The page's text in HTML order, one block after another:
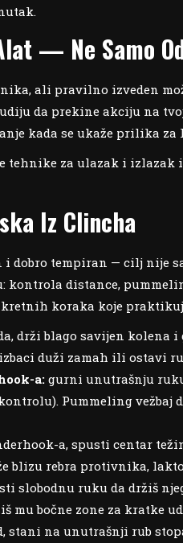
— Ne Samo
ali pravilno izveden
da prekine akciju na
kada se ukaže prilika za
tehnike za ulazak i
Iz Clincha
dobro tempiran — cilj nije
kontrola distance,
koraka koje
drži blago savijen kolena i
duži zamah ili ostavi
a: gurni unutrašnju
Pummeling
a, spusti centar
blizu rebra protivnika,
slobodnu ruku da držiš
mu bočne zone za kratke
stani na unutrašnji rub